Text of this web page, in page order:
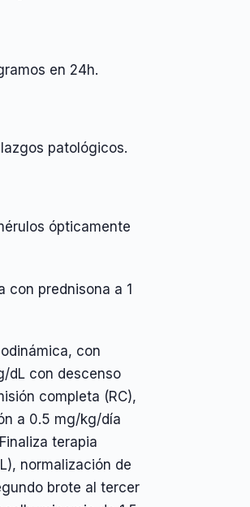
en 24h.
patológicos.
ópticamente
con prednisona a 1
con
dL con descenso
completa (RC),
a 0.5 mg/kg/día
terapia
normalización de
brote al tercer